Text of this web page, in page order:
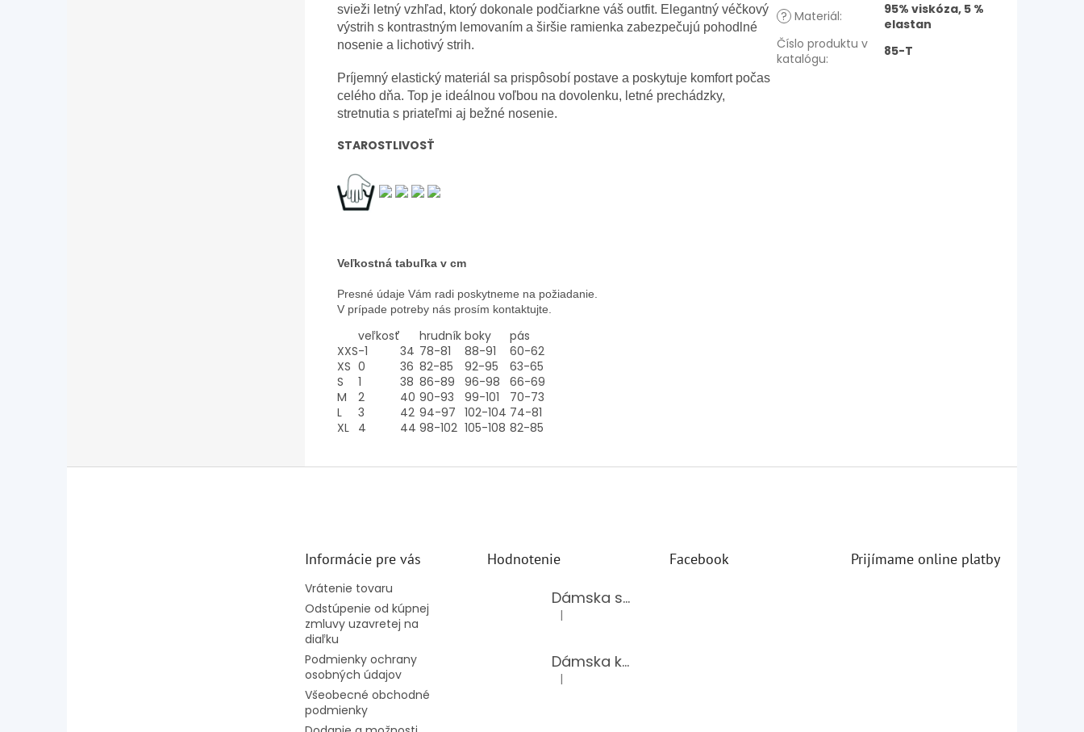
svieži letný vzhľad, ktorý dokonale podčiarkne váš outfit. Elegantný véčkový
výstrih s kontrastným lemovaním a širšie ramienka zabezpečujú pohodlné
nosenie a lichotivý strih.
Príjemný elastický materiál sa prispôsobí postave a poskytuje komfort počas
celého dňa. Top je ideálnou voľbou na dovolenku, letné prechádzky,
stretnutia s priateľmi aj bežné nosenie.
STAROSTLIVOSŤ
Veľkostná tabuľka v cm
Presné údaje Vám radi poskytneme na požiadanie.
V prípade potreby nás prosím kontaktujte.
veľkosť hrudník boky
pás
XXS-1 34 78-81 88-91
60-62
XS 0 36 82-85 92-95
63-65
S
1 38 86-89 96-98
66-69
M
2 40 90-93 99-101
70-73
L
3 42 94-97 102-104 74-81
XL 4 44 98-102 105-108 82-85
? Materiál:
95% viskóza, 5 %
elastan
Číslo produktu v
katalógu: 85-T
Informácie pre vás
Vrátenie tovaru
Odstúpenie od kúpnej
zmluvy uzavretej na
diaľku
Podmienky ochrany
osobných údajov
Všeobecné obchodné
podmienky
Hodnotenie
Dámska súprava 62875/BLACK
Hodnotenie produktu je 5 z 5 hviezdičiek.
|
Dámska kožená kabelka TS-112-14/CHOCO
Hodnotenie produktu je 5 z 5 hviezdičiek.
|
Facebook Prijímame online platby